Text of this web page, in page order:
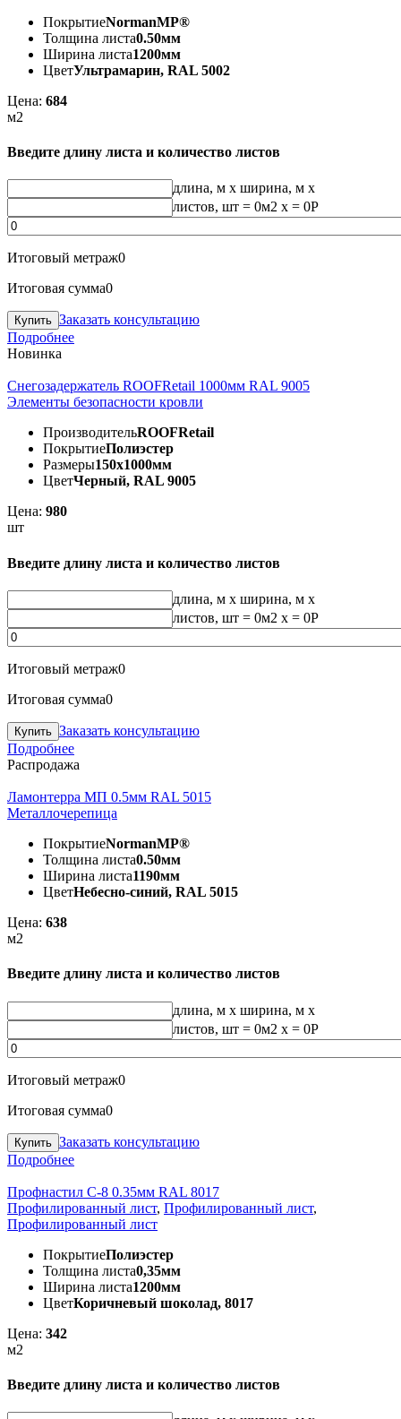
ПокрытиеNormanMP®
Толщина листа0.50мм
Ширина листа1200мм
ЦветУльтрамарин, RAL 5002
Цена: 684
м2
Введите длину листа и количество листов
длина, м x ширина, м x
листов, шт = 0м2 x = 0Р
Итоговый метраж0
Итоговая сумма0
Заказать консультацию
Подробнее
Новинка
Снегозадержатель ROOFRetail 1000мм RAL 9005
Элементы безопасности кровли
ПроизводительROOFRetail
ПокрытиеПолиэстер
Размеры150х1000мм
ЦветЧерный, RAL 9005
Цена: 980
шт
Введите длину листа и количество листов
длина, м x ширина, м x
листов, шт = 0м2 x = 0Р
Итоговый метраж0
Итоговая сумма0
Заказать консультацию
Подробнее
Распродажа
Ламонтерра МП 0.5мм RAL 5015
Металлочерепица
ПокрытиеNormanMP®
Толщина листа0.50мм
Ширина листа1190мм
ЦветНебесно-синий, RAL 5015
Цена: 638
м2
Введите длину листа и количество листов
длина, м x ширина, м x
листов, шт = 0м2 x = 0Р
Итоговый метраж0
Итоговая сумма0
Заказать консультацию
Подробнее
Профнастил С-8 0.35мм RAL 8017
Профилированный лист, Профилированный лист,
Профилированный лист
ПокрытиеПолиэстер
Толщина листа0,35мм
Ширина листа1200мм
ЦветКоричневый шоколад, 8017
Цена: 342
м2
Введите длину листа и количество листов